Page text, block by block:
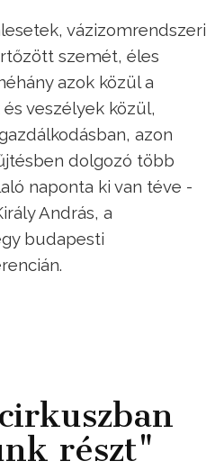
vázizomrendszeri
szemét, éles
azok közül a
veszélyek közül,
azon
dolgozó több
naponta ki van téve -
András, a
budapesti
részt"